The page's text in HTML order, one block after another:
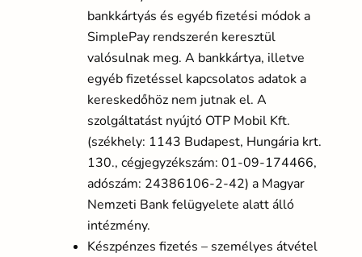
bankkártyás és egyéb fizetési módok a
SimplePay rendszerén keresztül
valósulnak meg. A bankkártya, illetve
egyéb fizetéssel kapcsolatos adatok a
kereskedőhöz nem jutnak el. A
szolgáltatást nyújtó OTP Mobil Kft.
(székhely: 1143 Budapest, Hungária krt.
130., cégjegyzékszám: 01-09-174466,
adószám: 24386106-2-42) a Magyar
Nemzeti Bank felügyelete alatt álló
intézmény.
Készpénzes fizetés – személyes átvétel